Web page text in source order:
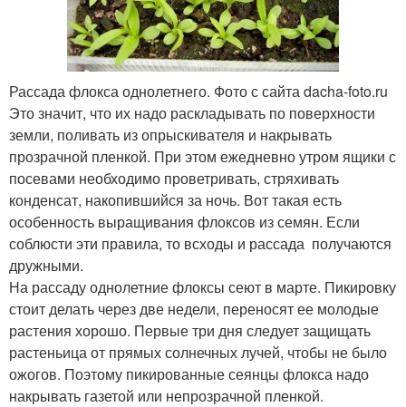
Рассада флокса однолетнего. Фото с сайта dacha-foto.ru
Это значит, что их надо раскладывать по поверхности
земли, поливать из опрыскивателя и накрывать
прозрачной пленкой. При этом ежедневно утром ящики с
посевами необходимо проветривать, стряхивать
конденсат, накопившийся за ночь. Вот такая есть
особенность выращивания флоксов из семян. Если
соблюсти эти правила, то всходы и рассада получаются
дружными.
На рассаду однолетние флоксы сеют в марте. Пикировку
стоит делать через две недели, переносят ее молодые
растения хорошо. Первые три дня следует защищать
растеньица от прямых солнечных лучей, чтобы не было
ожогов. Поэтому пикированные сеянцы флокса надо
накрывать газетой или непрозрачной пленкой.